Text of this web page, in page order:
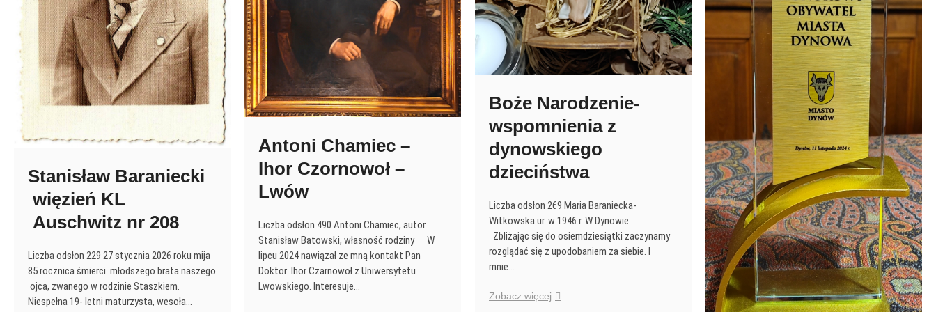
Stanisław Baraniecki
więzień KL
Auschwitz nr 208
Liczba odsłon 229 27 stycznia 2026 roku mija
85 rocznica śmierci młodszego brata naszego
ojca, zwanego w rodzinie Staszkiem.
Niespełna 19- letni maturzysta, wesoła…
Antoni Chamiec –
Ihor Czornowoł –
Lwów
Liczba odsłon 490 Antoni Chamiec, autor
Stanisław Batowski, własność rodziny W
lipcu 2024 nawiązał ze mną kontakt Pan
Doktor Ihor Czarnowoł z Uniwersytetu
Lwowskiego. Interesuje…
Boże Narodzenie-
wspomnienia z
dynowskiego
dzieciństwa
Liczba odsłon 269 Maria Baraniecka-
Witkowska ur. w 1946 r. W Dynowie
Zbliżając się do osiemdziesiątki zaczynamy
rozglądać się z upodobaniem za siebie. I
mnie…
Zobacz więcej Boże